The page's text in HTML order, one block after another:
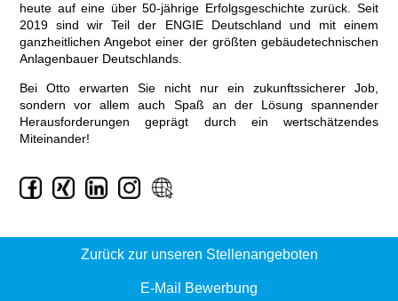
heute auf eine über 50-jährige Erfolgsgeschichte zurück. Seit
2019 sind wir Teil der ENGIE Deutschland und mit einem
ganzheitlichen Angebot einer der größten gebäudetechnischen
Anlagenbauer Deutschlands.
Bei Otto erwarten Sie nicht nur ein zukunftssicherer Job,
sondern vor allem auch Spaß an der Lösung spannender
Herausforderungen geprägt durch ein wertschätzendes
Miteinander!
Zurück zur unseren Stellenangeboten
E-Mail Bewerbung